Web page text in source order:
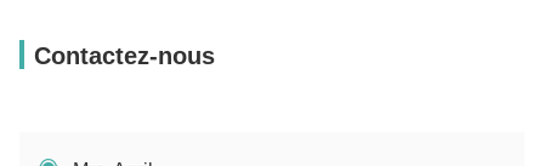
Contactez-nous